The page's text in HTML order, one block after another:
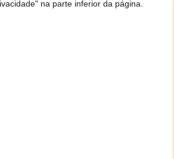
na parte inferior da página.